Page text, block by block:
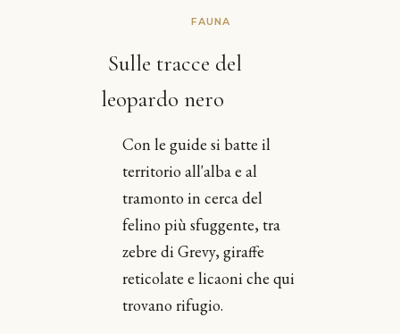
FAUNA
Sulle tracce del
leopardo nero
Con le guide si batte il
territorio all'alba e al
tramonto in cerca del
felino più sfuggente, tra
zebre di Grevy, giraffe
reticolate e licaoni che qui
trovano rifugio.